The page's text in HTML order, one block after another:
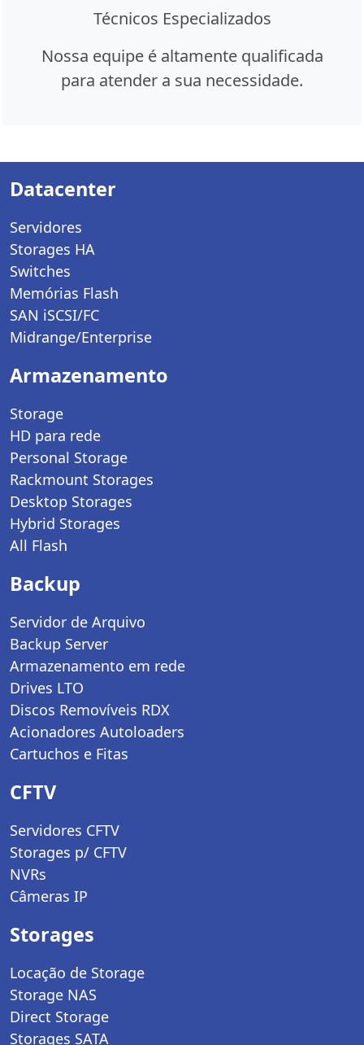
Técnicos Especializados
Nossa equipe é altamente qualificada
para atender a sua necessidade.
Datacenter
Servidores
Storages HA
Switches
Memórias Flash
SAN iSCSI/FC
Midrange/Enterprise
Armazenamento
Storage
HD para rede
Personal Storage
Rackmount Storages
Desktop Storages
Hybrid Storages
All Flash
Backup
Servidor de Arquivo
Backup Server
Armazenamento em rede
Drives LTO
Discos Removíveis RDX
Acionadores Autoloaders
Cartuchos e Fitas
CFTV
Servidores CFTV
Storages p/ CFTV
NVRs
Câmeras IP
Storages
Locação de Storage
Storage NAS
Direct Storage
Storages SATA